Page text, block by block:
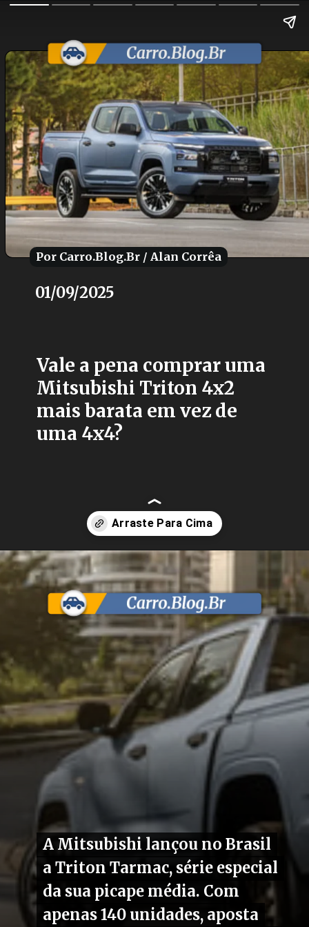
Vale a pena comprar uma
Mitsubishi Triton 4x2
mais barata em vez de
uma 4x4?
Por Carro.Blog.Br / Alan Corrêa
Por Carro.Blog.Br / Alan Corrêa
01/09/2025
Opening
A Mitsubishi lançou no Brasil
a Triton Tarmac, série especial
da sua picape média. Com
apenas 140 unidades, aposta
A Mitsubishi lançou no Brasil
a Triton Tarmac, série especial
da sua picape média. Com
apenas 140 unidades, aposta